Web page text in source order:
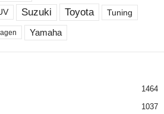
Suzuki Toyota Tuning
Yamaha
1464
1037